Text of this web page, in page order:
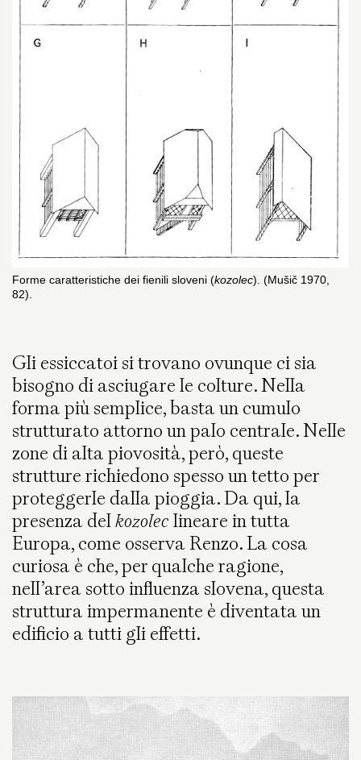
Forme caratteristiche dei fienili sloveni (kozolec). (Mušič 1970,
82).
Gli essiccatoi si trovano ovunque ci sia
bisogno di asciugare le colture. Nella
forma più semplice, basta un cumulo
strutturato attorno un palo centrale. Nelle
zone di alta piovosità, però, queste
strutture richiedono spesso un tetto per
proteggerle dalla pioggia. Da qui, la
presenza delkozoleclineare in tutta
Europa, come osserva Renzo. La cosa
curiosa è che, per qualche ragione,
nell’area sotto influenza slovena, questa
struttura impermanente è diventata un
edificio a tutti gli effetti.